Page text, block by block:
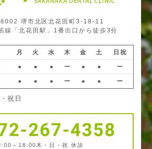
堺市北区北花田町3-18-11
線「北花田駅」1番出口から徒歩3分
月 火 水 木 金 土 日祝
● ● ● ー ● ● ー
● ● ● ー ● ● ー
祝日
～18:00 木・日・祝 休診